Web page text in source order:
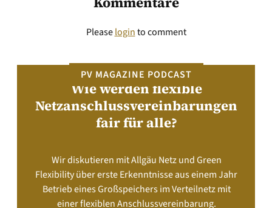
Pleaseloginto comment
PV MAGAZINE PODCAST
Wie werden flexible
Netzanschlussvereinbarungen
fair für alle?
Wir diskutieren mit Allgäu Netz und Green
Flexibility über erste Erkenntnisse aus einem Jahr
Betrieb eines Großspeichers im Verteilnetz mit
einer flexiblen Anschlussvereinbarung.